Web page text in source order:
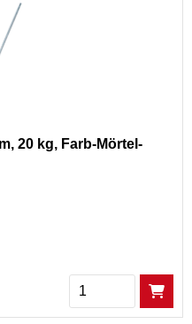
20 kg, Farb-Mörtel-
Menge